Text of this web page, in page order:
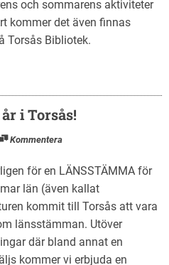
och sommarens aktiviteter
kommer det även finnas
Torsås Bibliotek.
i Torsås!
Kommentera
för en LÄNSSTÄMMA för
län (även kallat
kommit till Torsås att vara
länsstämman. Utöver
där bland annat en
kommer vi erbjuda en